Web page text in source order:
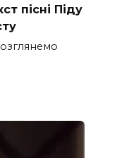
пісні Піду